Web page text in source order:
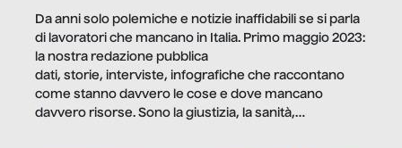
Da anni solo polemiche e notizie inaffidabili se si parla
di lavoratori che mancano in Italia. Primo maggio 2023:
la nostra redazione pubblica
dati, storie, interviste, infografiche che raccontano
come stanno davvero le cose e dove mancano
davvero risorse. Sono la giustizia, la sanità,